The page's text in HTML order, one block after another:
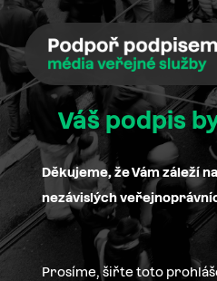
Skip
main
content
Váš podpis
Děkujeme, že Vám záleží
nezávislých
Prosíme, šiřte toto